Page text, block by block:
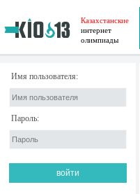
Казахстанские
интернет
олимпиады
Имя пользователя:
Пароль: